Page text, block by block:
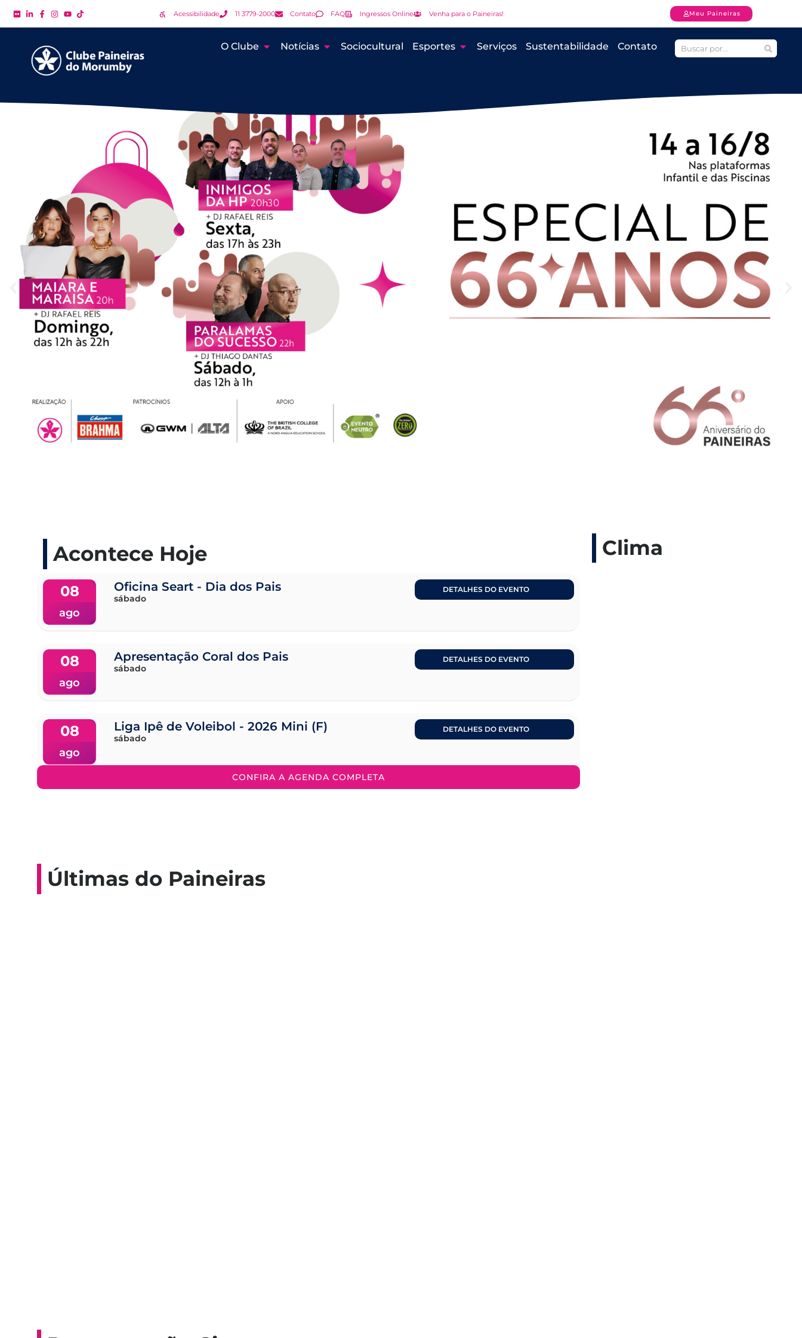
Acessibilidade 11 3779-2000 Contato FAQ Ingressos Online Venha para o Paineiras! Meu Paineiras
O Clube Notícias Sociocultural Esportes Serviços Sustentabilidade Contato
Acontece Hoje
08
ago
Oficina Seart - Dia dos Pais
sábado
DETALHES DO EVENTO
08
ago
Apresentação Coral dos Pais
sábado
DETALHES DO EVENTO
08
ago
Liga Ipê de Voleibol - 2026 Mini (F)
sábado
DETALHES DO EVENTO
CONFIRA A AGENDA COMPLETA
Clima
Últimas do Paineiras